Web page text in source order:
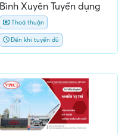
Bình Xuyên Tuyển dụng
Thoả thuận
Đến khi tuyển đủ